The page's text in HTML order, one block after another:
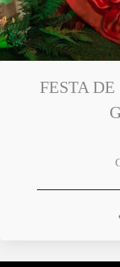
FESTA